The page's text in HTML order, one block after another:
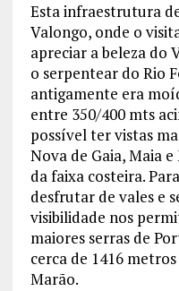
Esta infraestrutura
Valongo, onde o
apreciar a beleza do
o serpentear do Rio
antigamente era
entre 350/400 mts
possível ter vistas
Nova de Gaia, Maia
da faixa costeira.
desfrutar de vales e
visibilidade nos
maiores serras de
cerca de 1416
Marão.